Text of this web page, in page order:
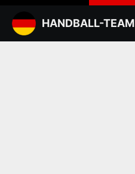
Inhalt
springen
HANDBALL-TEAM